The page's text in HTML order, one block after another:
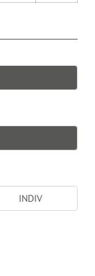
INDIV